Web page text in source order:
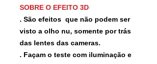
SOBRE O EFEITO 3D
. São efeitos que não podem ser
visto a olho nu, somente por trás
das lentes das cameras.
. Façam o teste com iluminação e